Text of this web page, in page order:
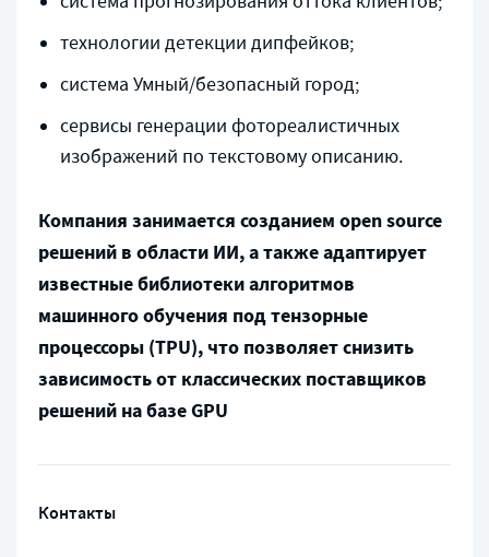
технологии детекции дипфейков;
система Умный/безопасный город;
сервисы генерации фотореалистичных
изображений по текстовому описанию.
Компания занимается созданием open source
решений в области ИИ, а также адаптирует
известные библиотеки алгоритмов
машинного обучения под тензорные
процессоры (TPU), что позволяет снизить
зависимость от классических поставщиков
решений на базе GPU
Контакты